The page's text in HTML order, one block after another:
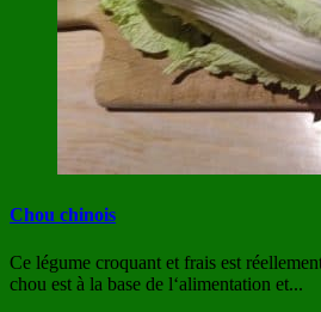
Chou chinois
Ce légume croquant et frais est
chou est à la base de l‘alimentation et...